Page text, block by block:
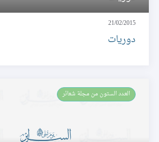
21/02/2015
دوريات
العـدد الستون من مجلة شعائر